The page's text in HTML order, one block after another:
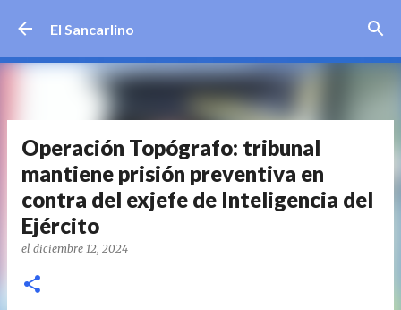
El Sancarlino
Operación Topógrafo: tribunal
mantiene prisión preventiva en
contra del exjefe de Inteligencia del
Ejército
el diciembre 12, 2024